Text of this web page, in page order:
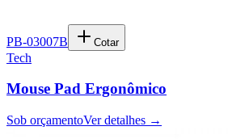
PB-03007B Cotar
Tech
Mouse Pad Ergonômico
Sob orçamentoVer detalhes →